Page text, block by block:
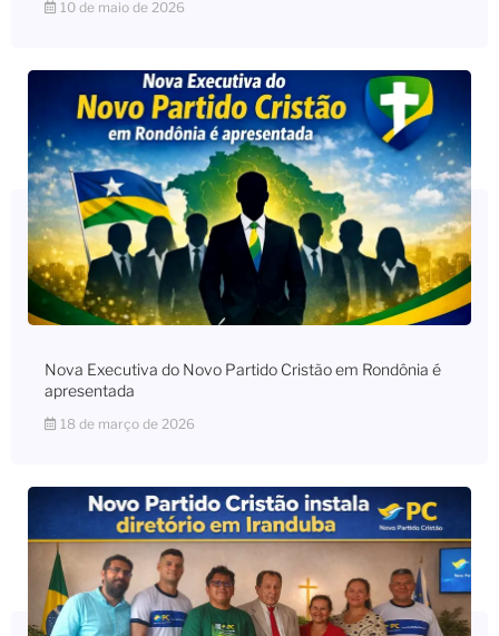
10 de maio de 2026
Nova Executiva do Novo Partido Cristão em Rondônia é
apresentada
18 de março de 2026